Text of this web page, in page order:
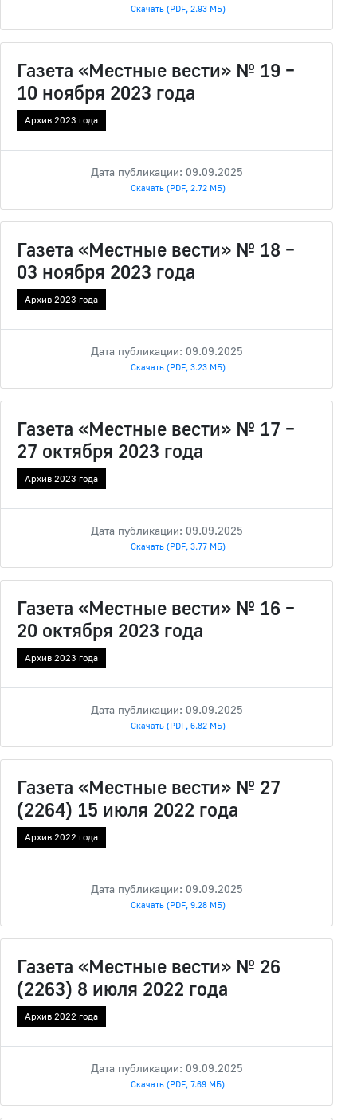
Скачать (PDF, 2.93 МБ)
Газета «Местные вести» № 19 –
10 ноября 2023 года
Архив 2023 года
Дата публикации: 09.09.2025
Скачать (PDF, 2.72 МБ)
Газета «Местные вести» № 18 –
03 ноября 2023 года
Архив 2023 года
Дата публикации: 09.09.2025
Скачать (PDF, 3.23 МБ)
Газета «Местные вести» № 17 –
27 октября 2023 года
Архив 2023 года
Дата публикации: 09.09.2025
Скачать (PDF, 3.77 МБ)
Газета «Местные вести» № 16 –
20 октября 2023 года
Архив 2023 года
Дата публикации: 09.09.2025
Скачать (PDF, 6.82 МБ)
Газета «Местные вести» № 27
(2264) 15 июля 2022 года
Архив 2022 года
Дата публикации: 09.09.2025
Скачать (PDF, 9.28 МБ)
Газета «Местные вести» № 26
(2263) 8 июля 2022 года
Архив 2022 года
Дата публикации: 09.09.2025
Скачать (PDF, 7.69 МБ)